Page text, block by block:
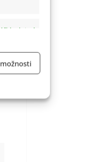
Vždy aktivní